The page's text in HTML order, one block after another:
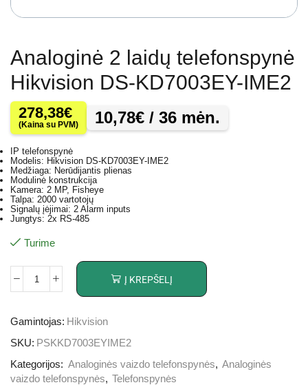
Analoginė 2 laidų telefonspynė
Hikvision DS-KD7003EY-IME2
278,38€
(Kaina su PVM) 10,78€ / 36 mėn.
IP telefonspynė
Modelis: Hikvision DS-KD7003EY-IME2
Medžiaga: Nerūdijantis plienas
Modulinė konstrukcija
Kamera: 2 MP, Fisheye
Talpa: 2000 vartotojų
Signalų įėjimai: 2 Alarm inputs
Jungtys: 2x RS-485
Turime
Į KREPŠELĮ
Gamintojas: Hikvision
SKU: PSKKD7003EYIME2
Kategorijos: Analoginės vaizdo telefonspynės, Analoginės
vaizdo telefonspynės, Telefonspynės